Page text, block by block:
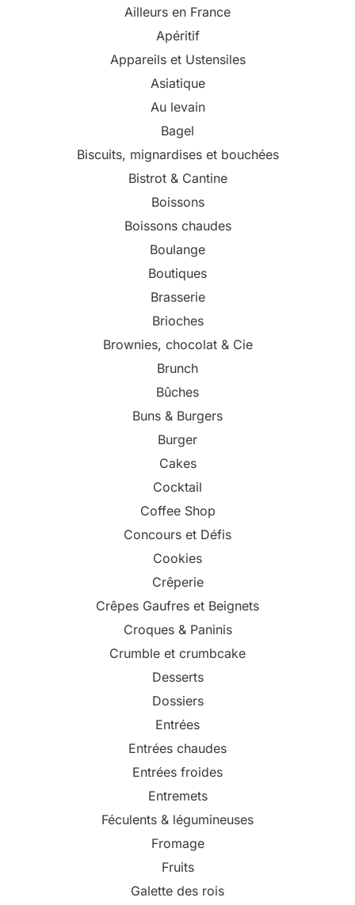
Ailleurs en France
Apéritif
Appareils et Ustensiles
Asiatique
Au levain
Bagel
Biscuits, mignardises et bouchées
Bistrot & Cantine
Boissons
Boissons chaudes
Boulange
Boutiques
Brasserie
Brioches
Brownies, chocolat & Cie
Brunch
Bûches
Buns & Burgers
Burger
Cakes
Cocktail
Coffee Shop
Concours et Défis
Cookies
Crêperie
Crêpes Gaufres et Beignets
Croques & Paninis
Crumble et crumbcake
Desserts
Dossiers
Entrées
Entrées chaudes
Entrées froides
Entremets
Féculents & légumineuses
Fromage
Fruits
Galette des rois